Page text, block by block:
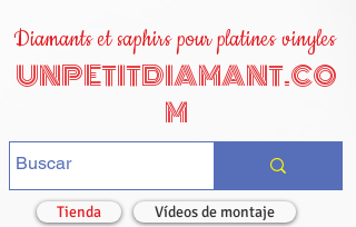
Diamants et saphirs pour platines vinyles
UNPETITDIAMANT.CO
M
Tienda Vídeos de montaje